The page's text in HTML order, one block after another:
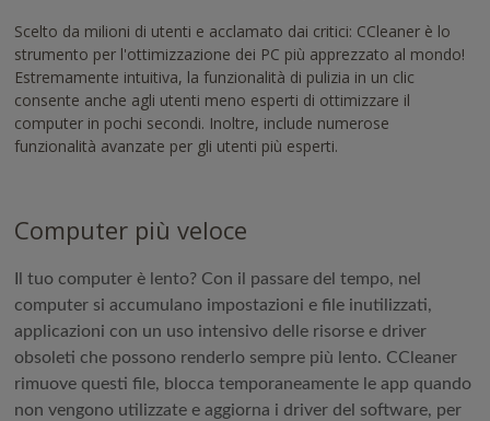
Scelto da milioni di utenti e acclamato dai critici: CCleaner è lo
strumento per l'ottimizzazione dei PC più apprezzato al mondo!
Estremamente intuitiva, la funzionalità di pulizia in un clic
consente anche agli utenti meno esperti di ottimizzare il
computer in pochi secondi. Inoltre, include numerose
funzionalità avanzate per gli utenti più esperti.
Computer più veloce
Il tuo computer è lento? Con il passare del tempo, nel
computer si accumulano impostazioni e file inutilizzati,
applicazioni con un uso intensivo delle risorse e driver
obsoleti che possono renderlo sempre più lento. CCleaner
rimuove questi file, blocca temporaneamente le app quando
non vengono utilizzate e aggiorna i driver del software, per